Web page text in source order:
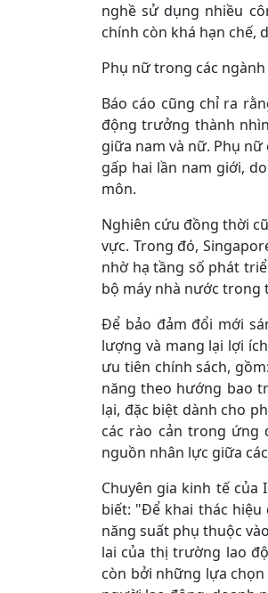
nghề sử dụng nhiều
chính còn khá hạn chế,
Phụ nữ trong các
Báo cáo cũng chỉ ra
động trưởng thành
giữa nam và nữ. Phụ
gấp hai lần nam giới,
môn.
Nghiên cứu đồng thời
vực. Trong đó,
nhờ hạ tầng số phát
bộ máy nhà nước trong
Để bảo đảm đổi mới
lượng và mang lại lợi
ưu tiên chính sách,
năng theo hướng bao
lại, đặc biệt dành cho
các rào cản trong ứng
nguồn nhân lực giữa
Chuyên gia kinh tế của
biết: "Để khai thác hiệu
năng suất phụ thuộc
lai của thị trường lao
còn bởi những lựa